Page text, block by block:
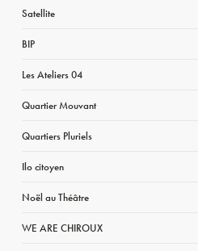
Satellite
BIP
Les Ateliers 04
Quartier Mouvant
Quartiers Pluriels
Ilo citoyen
Noël au Théâtre
WE ARE CHIROUX